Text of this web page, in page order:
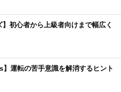
】初心者から上級者向けまで幅広く
】運転の苦手意識を解消するヒント